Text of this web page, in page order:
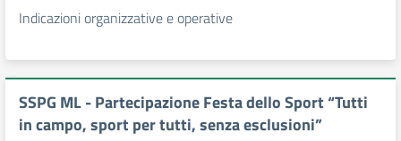
Indicazioni organizzative e operative
SSPG ML - Partecipazione Festa dello Sport “Tutti
in campo, sport per tutti, senza esclusioni”